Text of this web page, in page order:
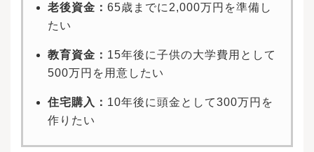
老後資金： 65歳までに2,000万円を準備し
たい
教育資金： 15年後に子供の大学費用として
500万円を用意したい
住宅購入： 10年後に頭金として300万円を
作りたい